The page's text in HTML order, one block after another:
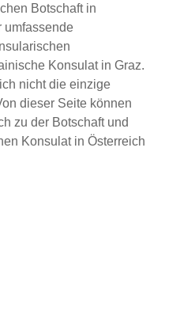
Botschaft in
umfassende
Konsulat in Graz.
nicht die einzige
dieser Seite können
zu der Botschaft und
Konsulat in Österreich